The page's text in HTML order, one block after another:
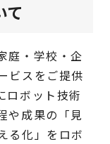
て
庭・学校・企
ビスをご提供
ロボット技術
や成果の「見
る化」をロボ